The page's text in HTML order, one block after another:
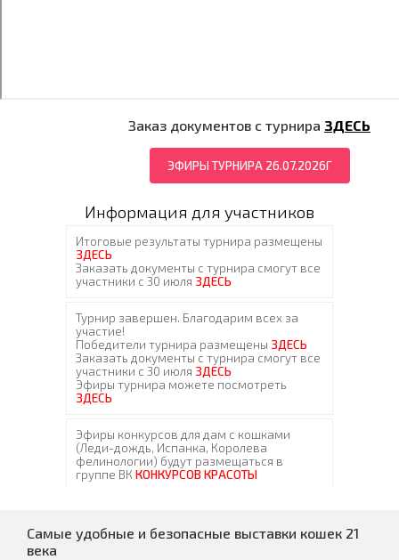
Заказ документов с турнира ЗДЕСЬ
ЭФИРЫ ТУРНИРА 26.07.2026Г
Информация для участников
Самые удобные и безопасные выставки кошек 21
века